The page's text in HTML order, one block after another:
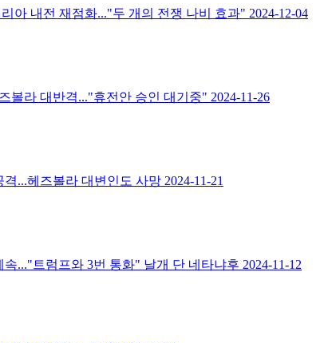
아 내전 재점화..."두 개의 전쟁 나비 효과" 2024-12-04
볼라 대반격..."휴전안 승인 대기중" 2024-11-26
...헤즈볼라 대변인도 사망 2024-11-21
..."트럼프와 3번 통화" 날개 단 네타냐후 2024-11-12